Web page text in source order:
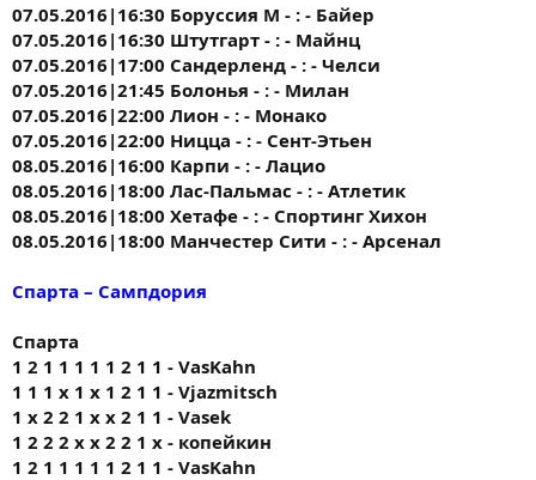
07.05.2016|16:30 Боруссия М - : - Байер
07.05.2016|16:30 Штутгарт - : - Майнц
07.05.2016|17:00 Сандерленд - : - Челси
07.05.2016|21:45 Болонья - : - Милан
07.05.2016|22:00 Лион - : - Монако
07.05.2016|22:00 Ницца - : - Сент-Этьен
08.05.2016|16:00 Карпи - : - Лацио
08.05.2016|18:00 Лас-Пальмас - : - Атлетик
08.05.2016|18:00 Хетафе - : - Спортинг Хихон
08.05.2016|18:00 Манчестер Сити - : - Арсенал
Спарта – Сампдория
Спарта
1 2 1 1 1 1 1 2 1 1 - VasKahn
1 1 1 х 1 х 1 2 1 1 - Vjazmitsch
1 x 2 2 1 x x 2 1 1 - Vasek
1 2 2 2 х х 2 2 1 х - копейкин
1 2 1 1 1 1 1 2 1 1 - VasKahn